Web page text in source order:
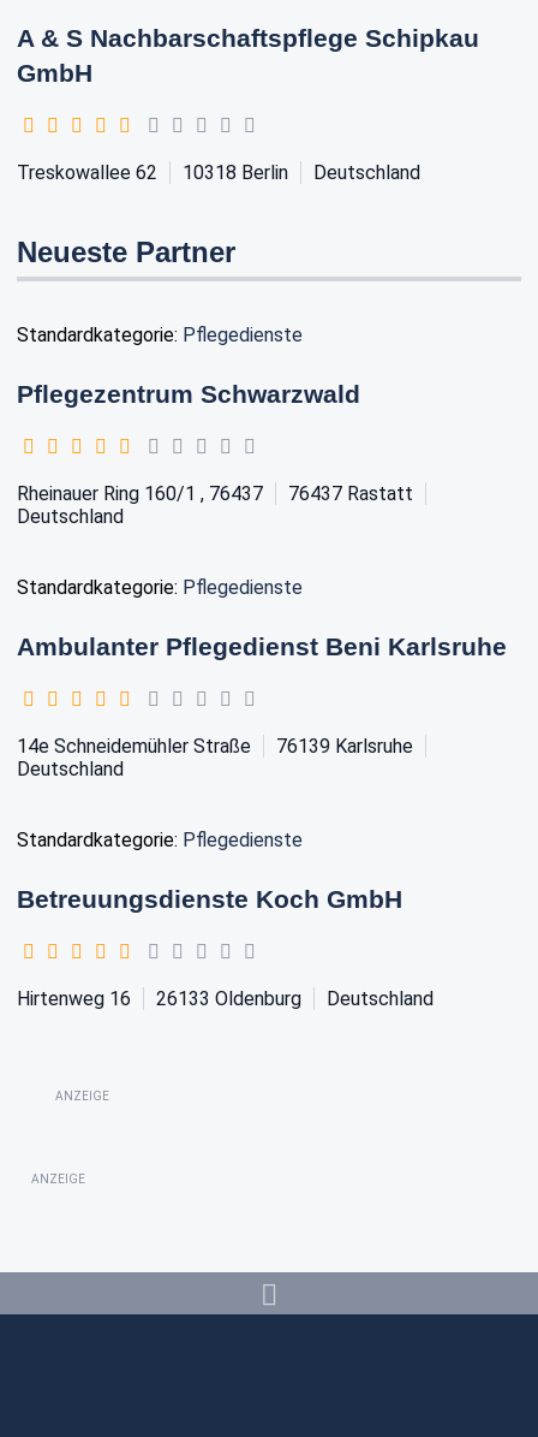
A & S Nachbarschaftspflege Schipkau
GmbH
Treskowallee 62 10318 Berlin Deutschland
Neueste Partner
Standardkategorie: Pflegedienste
Pflegezentrum Schwarzwald
Rheinauer Ring 160/1 , 76437 76437 Rastatt
Deutschland
Standardkategorie: Pflegedienste
Ambulanter Pflegedienst Beni Karlsruhe
14e Schneidemühler Straße 76139 Karlsruhe
Deutschland
Standardkategorie: Pflegedienste
Betreuungsdienste Koch GmbH
Hirtenweg 16 26133 Oldenburg Deutschland
ANZEIGE
ANZEIGE